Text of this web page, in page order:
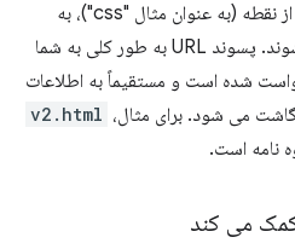
چند کاراکتر آخر مسیر URL، پس از نقطه (به عنوان مثال "css")، به
عنوان پسوند URL شناخته می شوند. پسوند URL به طور کلی به شما
است و مستقیماً به اطلاعات
v2.html
است.
می کند